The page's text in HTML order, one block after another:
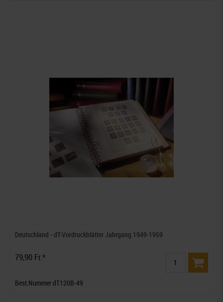
Deutschland - dT-Vordruckblätter Jahrgang 1949-1959
79,90 Fr.*
Best.Nummer dT120B-49